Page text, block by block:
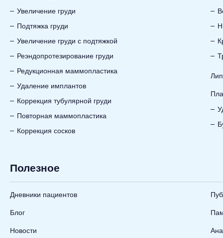
Увеличение груди
Подтяжка груди
Увеличение груди с подтяжкой
Реэндопротезирование груди
Редукционная маммопластика
Удаление имплантов
Коррекция тубулярной груди
Повторная маммопластика
Коррекция сосков
Полезное
Дневники пациентов
Блог
Новости